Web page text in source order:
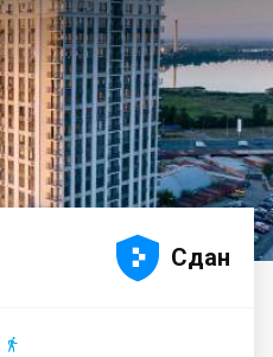




 Сдан
